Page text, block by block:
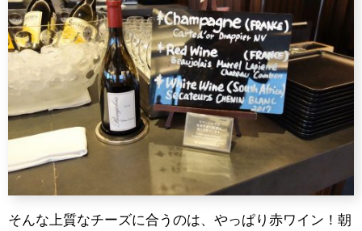
そんな上質なチーズに合うのは、やっぱり赤ワイン！朝